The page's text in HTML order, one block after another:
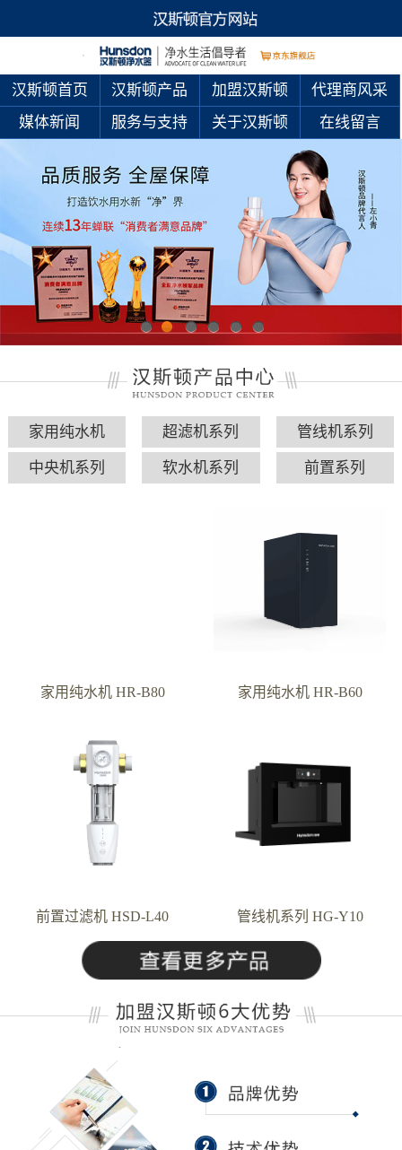
汉斯顿首页 汉斯顿产品 加盟汉斯顿
代理商风采
媒体新闻
服务与支持 关于汉斯顿 在线留言
家用纯水机 超滤机系列 管线机系列
中央机系列 软水机系列 前置系列
家用纯水机 HR-B80 家用纯水机 HR-B60
前置过滤机 HSD-L40 管线机系列 HG-Y10